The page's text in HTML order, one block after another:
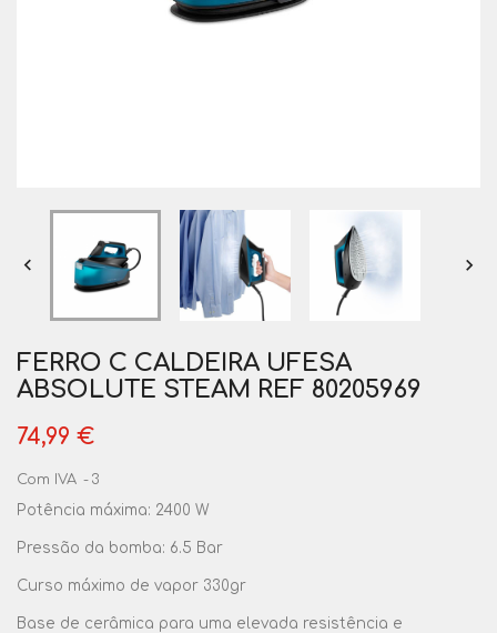
 
FERRO C CALDEIRA UFESA
ABSOLUTE STEAM REF 80205969
74,99 €
Com IVA 3
Potência máxima: 2400 W
Pressão da bomba: 6.5 Bar
Curso máximo de vapor 330gr
Base de cerâmica para uma elevada resistência e